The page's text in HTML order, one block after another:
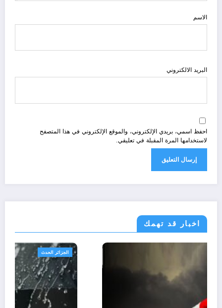
الاسم
البريد الالكتروني
احفظ اسمي، بريدي الإلكتروني، والموقع الإلكتروني في هذا المتصفح
لاستخدامها المرة المقبلة في تعليقي.
اخبار قد تهمك